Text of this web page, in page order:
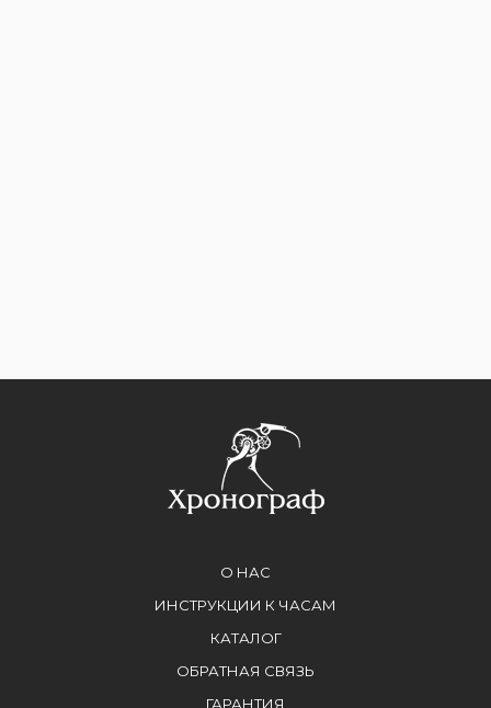
О НАС
ИНСТРУКЦИИ К ЧАСАМ
КАТАЛОГ
ОБРАТНАЯ СВЯЗЬ
ГАРАНТИЯ